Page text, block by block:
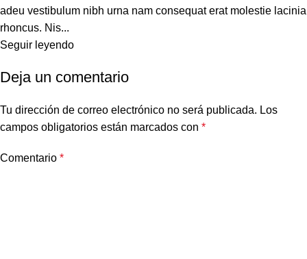
adeu vestibulum nibh urna nam consequat erat molestie lacinia
rhoncus. Nis...
Seguir leyendo
Deja un comentario
Tu dirección de correo electrónico no será publicada. Los
campos obligatorios están marcados con *
Comentario *